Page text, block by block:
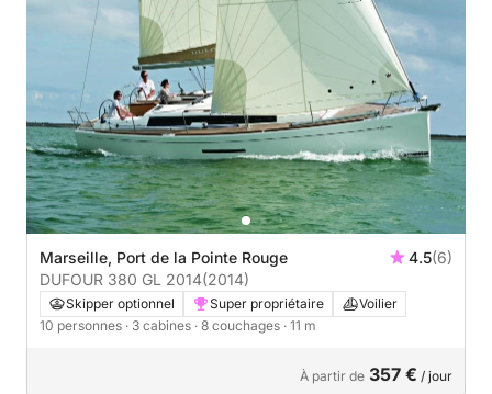
Marseille, Port de la Pointe Rouge 4.5(6)
DUFOUR 380 GL 2014(2014)
Skipper optionnel Super propriétaire
Voilier
10 personnes · 3 cabines · 8 couchages · 11 m
À partir de 357 € / jour